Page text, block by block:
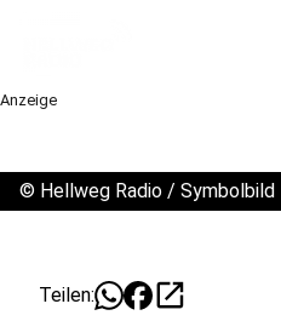
Anzeige
© Hellweg Radio / Symbolbild
Teilen: open_in_new